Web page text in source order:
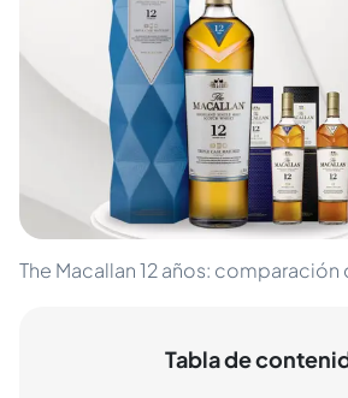
The Macallan 12 años:
Tabla de